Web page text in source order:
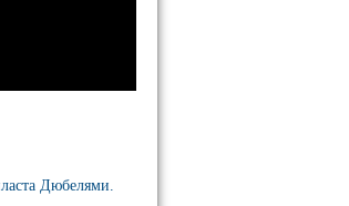
Дюбелями.